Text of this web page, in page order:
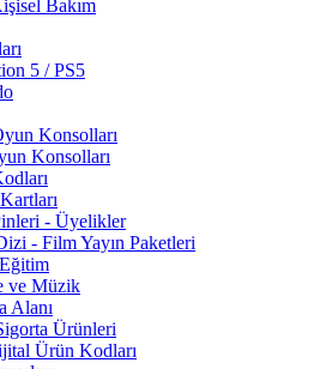
Bakım
5 / PS5
Konsolları
Konsolları
- Üyelikler
- Film Yayın Paketleri
ve Müzik
Alanı
Ürünleri
Ürün Kodları